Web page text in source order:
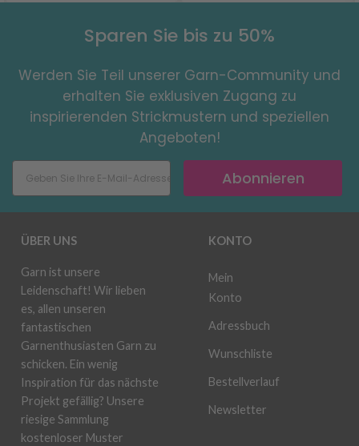
Sparen Sie bis zu 50%
Werden Sie Teil unserer Garn-Community und
erhalten Sie exklusiven Zugang zu
inspirierenden Strickmustern und speziellen
Angeboten!
Abonnieren
ÜBER UNS
Garn ist unsere
Leidenschaft! Wir lieben
es, allen unseren
fantastischen
Garnenthusiasten Garn zu
schicken. Ein wenig
Inspiration für das nächste
Projekt gefällig? Unsere
riesige Sammlung
kostenloser Muster
KONTO
Mein
Konto
Adressbuch
Wunschliste
Bestellverlauf
Newsletter